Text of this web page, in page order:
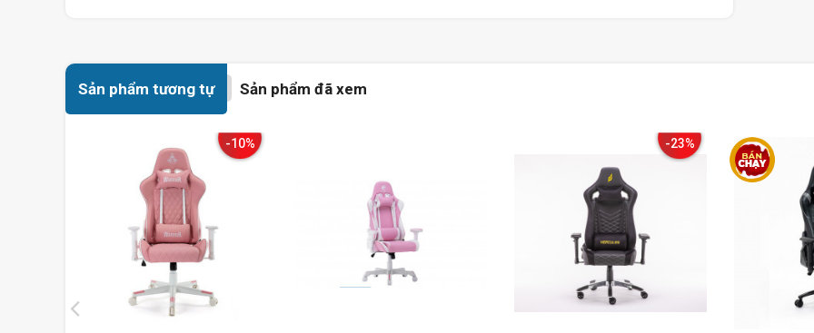
Ghế chơi gamenày có chất liệu Da PU cao cấp với đệm mút cao cấp giúp tư thế ngồi được thoải mái
nhất và độ bền cao. Da PU dễ dàng vệ sinh khá thoáng khí và bám mồ hôi, giúp bạn duy trì ghế luôn
Sản phẩm tương tự Sản phẩm đã xem
-10% -23%